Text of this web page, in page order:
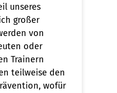
unseres
großer
von
oder
Trainern
teilweise den
wofür